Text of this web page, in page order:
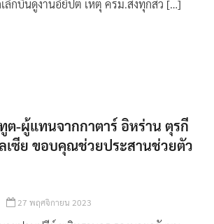
ลิกบินดูงานอียิปต์ เหตุ ครม.สั่งทุกส่ว […]
ต-ผู้แทนจากกาตาร์ อิหร่าน ตุรกี
เซีย ขอบคุณช่วยประสานช่วยตัว
27 พฤศจิกายน 2023